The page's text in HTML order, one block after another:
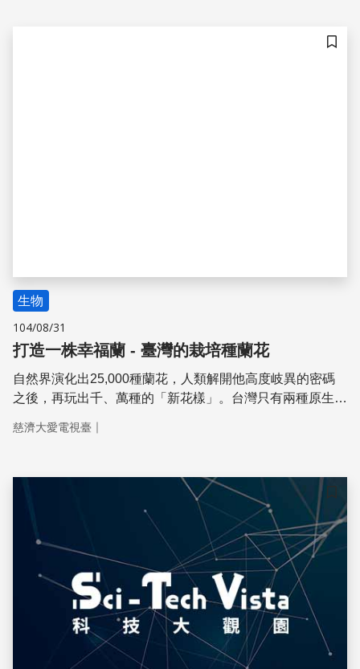
儲存
生物
104/08/31
打造一株幸福蘭 - 臺灣的栽培種蘭花
自然界演化出25,000種蘭花，人類解開他高度岐異的密碼
之後，再玩出千、萬種的「新花樣」。台灣只有兩種原生蝴
種者如何為蘭花錦上添花。
慈濟大愛電視臺 ｜
儲存